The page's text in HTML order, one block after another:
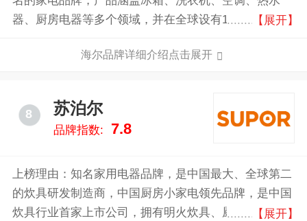
器、厨房电器等多个领域，并在全球设有10大研发中
个销售网络，业务遍及全球。旗下拥有海尔、卡萨帝、
为用户提供全屋智能解决方案。2023年海尔实现全球收
入3718亿元，利润总额267亿元，同比增长6%，在全球
拥有广泛的研发、制造和销售网络。
【展开】
海尔品牌详细介绍点击展开
8 苏泊尔
品牌指数: 7.8
上榜理由：知名家用电器品牌，是中国最大、全球第二
的炊具研发制造商，中国厨房小家电领先品牌，是中国
炊具行业首家上市公司，拥有明火炊具、厨房小家电、
【展开】